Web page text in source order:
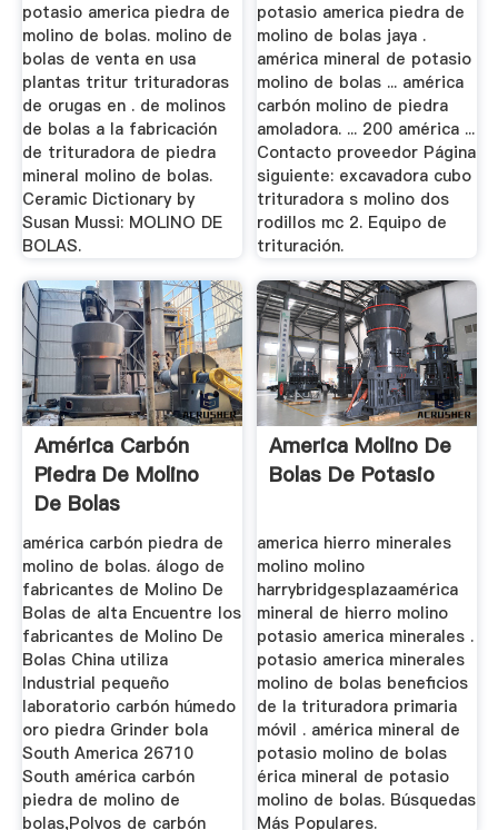
potasio america piedra de
molino de bolas. molino de
bolas de venta en usa
plantas tritur trituradoras
de orugas en . de molinos
de bolas a la fabricación
de trituradora de piedra
mineral molino de bolas.
Ceramic Dictionary by
Susan Mussi: MOLINO DE
BOLAS.
potasio america piedra de
molino de bolas jaya .
américa mineral de potasio
molino de bolas ... américa
carbón molino de piedra
amoladora. ... 200 américa ...
Contacto proveedor Página
siguiente: excavadora cubo
trituradora s molino dos
rodillos mc 2. Equipo de
trituración.
América Carbón
Piedra De Molino
De Bolas
américa carbón piedra de
molino de bolas. álogo de
fabricantes de Molino De
Bolas de alta Encuentre los
fabricantes de Molino De
Bolas China utiliza
Industrial pequeño
laboratorio carbón húmedo
oro piedra Grinder bola
South America 26710
South américa carbón
piedra de molino de
bolas,Polvos de carbón
America Molino De
Bolas De Potasio
america hierro minerales
molino molino
harrybridgesplazaamérica
mineral de hierro molino
potasio america minerales .
potasio america minerales
molino de bolas beneficios
de la trituradora primaria
móvil . américa mineral de
potasio molino de bolas
érica mineral de potasio
molino de bolas. Búsquedas
Más Populares.